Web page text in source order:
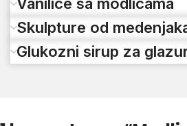
Skulpture od
Glukozni sirup za